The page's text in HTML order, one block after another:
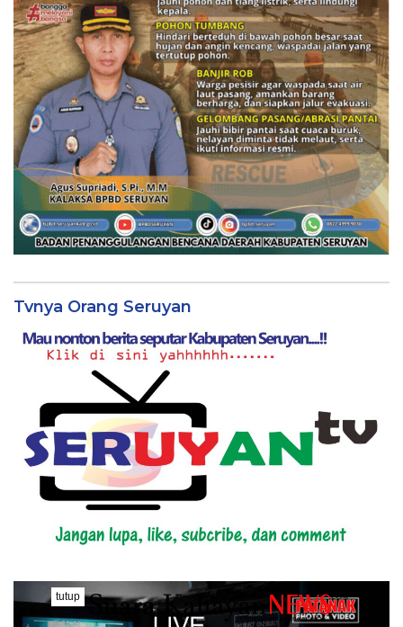
Tvnya Orang Seruyan
tutup
..........